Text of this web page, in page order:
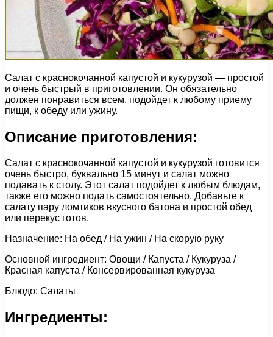
Салат с краснокочанной капустой и кукурузой — простой
и очень быстрый в приготовлении. Он обязательно
должен понравиться всем, подойдет к любому приему
пищи, к обеду или ужину.
Описание приготовления:
Салат с краснокочанной капустой и кукурузой готовится
очень быстро, буквально 15 минут и салат можно
подавать к столу. Этот салат подойдет к любым блюдам,
также его можно подать самостоятельно. Добавьте к
салату пару ломтиков вкусного батона и простой обед
или перекус готов.
Назначение: На обед / На ужин / На скорую руку
Основной ингредиент: Овощи / Капуста / Кукуруза /
Красная капуста / Консервированная кукуруза
Блюдо: Салаты
Ингредиенты: